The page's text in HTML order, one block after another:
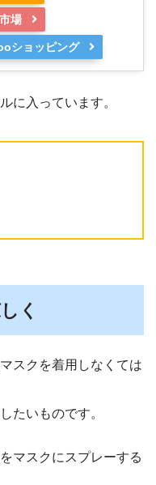
場
ショッピング
に入っています。
く
スクを着用しなくては
たいものです。
マスクにスプレーする